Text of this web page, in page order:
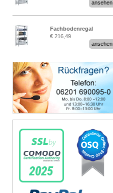
ansehen
Fachbodenregal
Stecksystem MultiPlus
€ 216,49
ansehen